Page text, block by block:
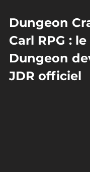
Dungeon
Carl RPG :
Dungeon
JDR officiel